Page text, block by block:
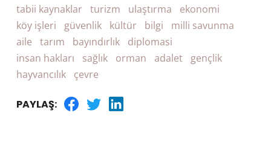
tabii kaynaklar turizm ulaştırma
ekonomi
köy işleri
güvenlik kültür bilgi
milli savunma
aile
tarım bayındırlık
diplomasi
insan hakları
sağlık orman adalet
gençlik
hayvancılık
çevre
PAYLAŞ: